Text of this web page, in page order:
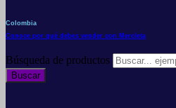
Colombia
Conoce por qué debes vender con Mercleta
Búsqueda de productos
Buscar